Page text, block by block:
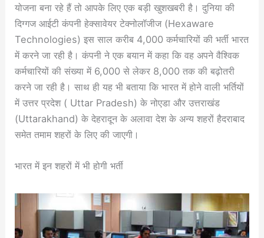
योजना बना रहे हैं तो आपके लिए एक बड़ी खुशखबरी है। दुनिया की
दिग्गज आईटी कंपनी हेक्सावेयर टेक्नोलॉजीज (Hexaware
Technologies) इस साल करीब 4,000 कर्मचारियों की भर्ती भारत
में करने जा रही है। कंपनी ने एक बयान में कहा कि वह अपने वैश्विक
कर्मचारियों की संख्या में 6,000 से लेकर 8,000 तक की बढ़ोतरी
करने जा रही है। साथ ही यह भी बताया कि भारत में होने वाली भर्तियों
में उत्तर प्रदेश ( Uttar Pradesh) के नोएडा और उत्तराखंड
(Uttarakhand) के देहरादून के अलावा देश के अन्य शहरों हैदराबाद
समेत तमाम शहरों के लिए की जाएगी।
भारत में इन शहरों में भी होगी भर्ती